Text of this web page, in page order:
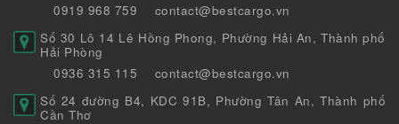
0919 968 759
contact@bestcargo.vn
Số 30 Lô 14 Lê Hồng Phong, Phường Hải An, Thành phố
Hải Phòng
0936 315 115
contact@bestcargo.vn
Số 24 đường B4, KDC 91B, Phường Tân An, Thành phố
Cần Thơ